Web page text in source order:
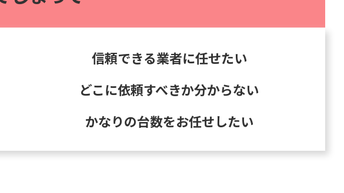
信頼できる業者に任せたい
どこに依頼すべきか分からない
かなりの台数をお任せしたい